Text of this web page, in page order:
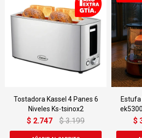
Tostadora Kassel 4 Panes 6
Niveles Ks-tsinox2
$ 2.747 $ 3.199
Estufa
$